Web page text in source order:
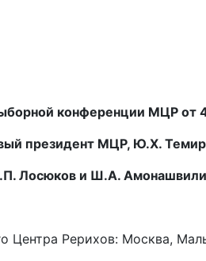
конференции МЦР от
президент МЦР, Ю.Х.
Лосюков и Ш.А. Амонашвили
Рерихов: Москва,